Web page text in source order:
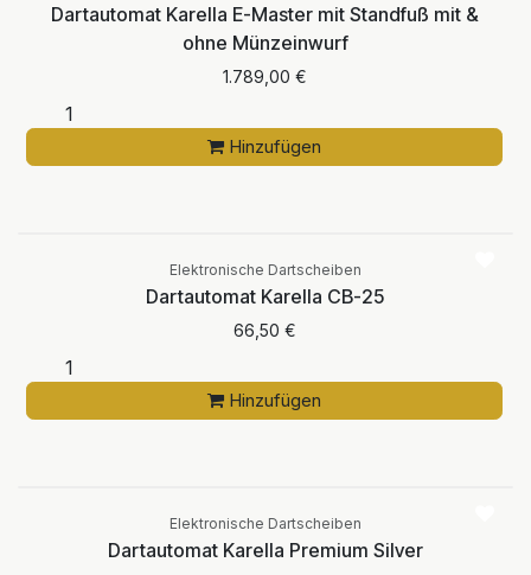
Dartautomat Karella E-Master mit Standfuß mit &
ohne Münzeinwurf
1.789,00 €
Hinzufügen
Elektronische Dartscheiben
Dartautomat Karella CB-25
66,50 €
Hinzufügen
Elektronische Dartscheiben
Dartautomat Karella Premium Silver